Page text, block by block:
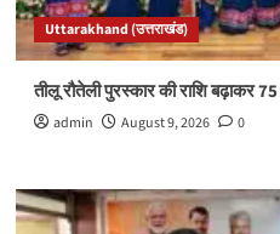
Uttarakhand (उत्तराखंड)
तीलू रौतेली पुरस्कार की राशि बढ़ाकर
admin August 9, 2026 0